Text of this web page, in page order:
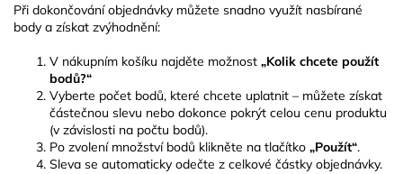
Při dokončování objednávky můžete snadno využít nasbírané
body a získat zvýhodnění:
V nákupním košíku najděte možnost „Kolik chcete použít
bodů?“
Vyberte počet bodů, které chcete uplatnit – můžete získat
částečnou slevu nebo dokonce pokrýt celou cenu produktu
(v závislosti na počtu bodů).
Po zvolení množství bodů klikněte na tlačítko „Použít“.
Sleva se automaticky odečte z celkové částky objednávky.